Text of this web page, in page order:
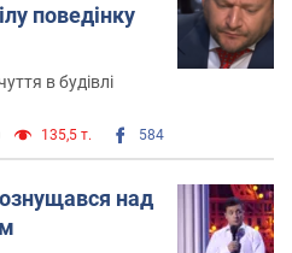
поведінку
в будівлі
135,5 т. 584
над